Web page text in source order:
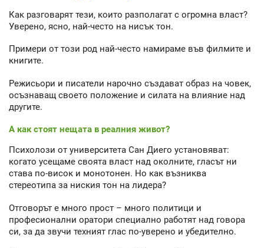
Как разговарят тези, които разполагат с огромна власт?
Уверено, ясно, най-често на нисък тон.
Примери от този род най-често намираме във филмите и
книгите.
Режисьори и писатели нарочно създават образ на човек,
осъзнаващ своето положение и силата на влияние над
другите.
А как стоят нещата в реалния живот?
Психолози от университета Сан Диего установяват:
когато усещаме своята власт над околните, гласът ни
става по-висок и монотонен. Но как възниква
стереотипа за ниския тон на лидера?
Отговорът е много прост – много политици и
професионални оратори специално работят над говора
си, за да звучи техният глас по-уверено и убедително.